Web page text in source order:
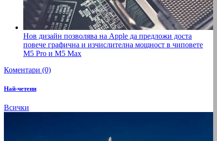
Нов дизайн позволява на Apple да предложи доста
повече графична и изчислителна мощност в чиповете
M5 Pro и M5 Max
Коментари (0)
Най-четени
Всички